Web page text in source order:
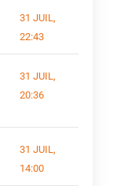
31 JUIL,
22:43
31 JUIL,
20:36
31 JUIL,
14:00